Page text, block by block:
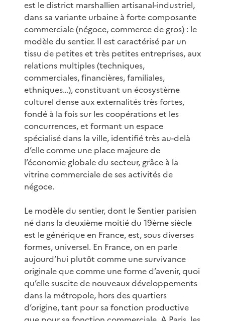
est le district marshallien artisanal-industriel,
dans sa variante urbaine à forte composante
commerciale (négoce, commerce de gros) : le
modèle du sentier. Il est caractérisé par un
tissu de petites et très petites entreprises, aux
relations multiples (techniques,
commerciales, financières, familiales,
ethniques…), constituant un écosystème
culturel dense aux externalités très fortes,
fondé à la fois sur les coopérations et les
concurrences, et formant un espace
spécialisé dans la ville, identifié très au-delà
d’elle comme une place majeure de
l’économie globale du secteur, grâce à la
vitrine commerciale de ses activités de
négoce.
Le modèle du sentier, dont le Sentier parisien
né dans la deuxième moitié du 19ème siècle
est le générique en France, est, sous diverses
formes, universel. En France, on en parle
aujourd’hui plutôt comme une survivance
originale que comme une forme d’avenir, quoi
qu’elle suscite de nouveaux développements
dans la métropole, hors des quartiers
d’origine, tant pour sa fonction productive